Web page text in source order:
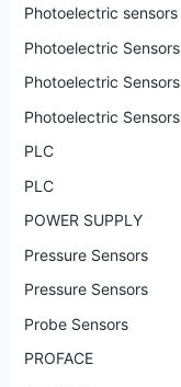
Photoelectric sensors
Photoelectric Sensors
Photoelectric Sensors
Photoelectric Sensors
PLC
PLC
POWER SUPPLY
Pressure Sensors
Pressure Sensors
Probe Sensors
PROFACE